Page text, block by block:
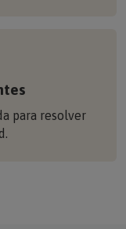
para resolver